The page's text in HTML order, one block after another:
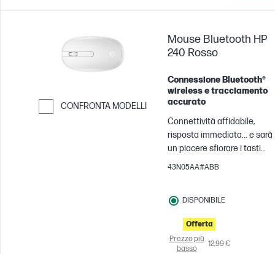
CONFRONTA MODELLI
Mouse Bluetooth HP
240 Rosso
Connessione Bluetooth®
wireless e tracciamento
accurato
Connettività affidabile,
risposta immediata... e sarà
un piacere sfiorare i tasti
tutto il giorno, tutti i giorni.
di tutti i giorni.
43N05AA#ABB
DISPONIBILE
Offerta
Prezzo più
basso
12,99 €